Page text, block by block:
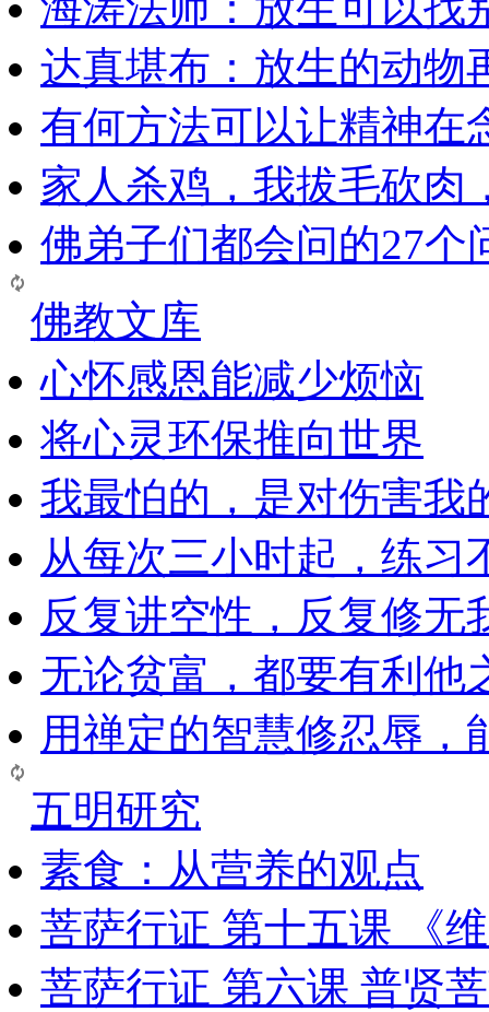
达真堪布：放生的动物
有何方法可以让精神在
家人杀鸡，我拔毛砍肉
佛弟子们都会问的27个
佛教文库
心怀感恩能减少烦恼
将心灵环保推向世界
我最怕的，是对伤害我
从每次三小时起，练习
反复讲空性，反复修无
无论贫富，都要有利他
用禅定的智慧修忍辱，
五明研究
素食：从营养的观点
菩萨行证 第十五课 《
菩萨行证 第六课 普贤